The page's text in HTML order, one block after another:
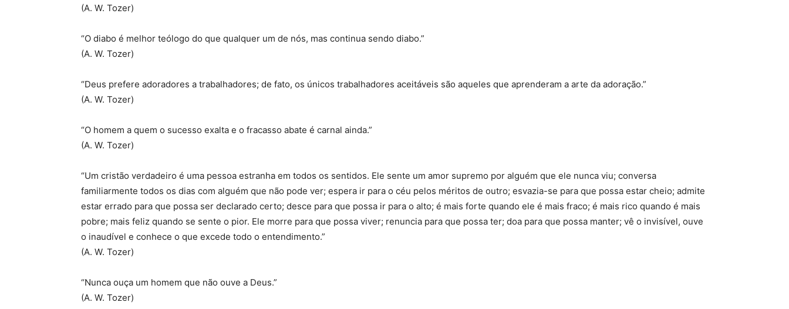
(A. W. Tozer)
“O diabo é melhor teólogo do que qualquer um de nós, mas continua sendo diabo.”
(A. W. Tozer)
“Deus prefere adoradores a trabalhadores; de fato, os únicos trabalhadores aceitáveis são aqueles que aprenderam a arte da adoração.”
(A. W. Tozer)
“O homem a quem o sucesso exalta e o fracasso abate é carnal ainda.”
(A. W. Tozer)
“Um cristão verdadeiro é uma pessoa estranha em todos os sentidos. Ele sente um amor supremo por alguém que ele nunca viu; conversa
familiarmente todos os dias com alguém que não pode ver; espera ir para o céu pelos méritos de outro; esvazia-se para que possa estar cheio; admite
estar errado para que possa ser declarado certo; desce para que possa ir para o alto; é mais forte quando ele é mais fraco; é mais rico quando é mais
pobre; mais feliz quando se sente o pior. Ele morre para que possa viver; renuncia para que possa ter; doa para que possa manter; vê o invisível, ouve
o inaudível e conhece o que excede todo o entendimento.”
(A. W. Tozer)
“Nunca ouça um homem que não ouve a Deus.”
(A. W. Tozer)